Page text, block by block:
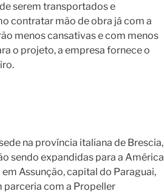
serem transportados e
contratar mão de obra já com a
menos cansativas e com menos
o projeto, a empresa fornece o
na província italiana de Brescia,
sendo expandidas para a América
Assunção, capital do Paraguai,
parceria com a Propeller